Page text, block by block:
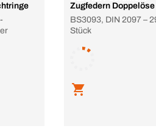
Zugfedern Doppelöse
BS3093, DIN 2097 –
Stück